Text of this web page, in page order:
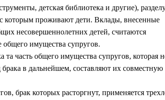
детская библиотека и другие),
которым проживают дети. Вклады, внесенные
несовершеннолетних детей, считаются
имущества супругов.
часть общего имущества супругов, которая
в дальнейшем, составляют их совместную
брак которых расторгнут, применяется